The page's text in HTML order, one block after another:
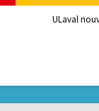
ULaval